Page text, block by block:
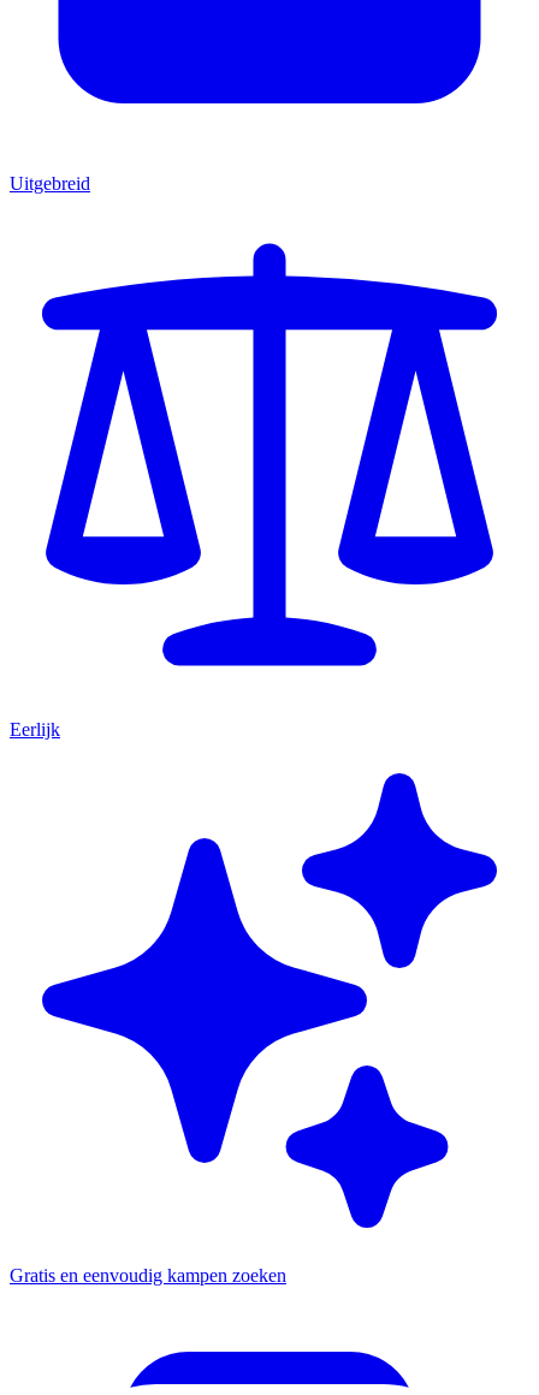
Uitgebreid
Eerlijk
Gratis en eenvoudig kampen zoeken